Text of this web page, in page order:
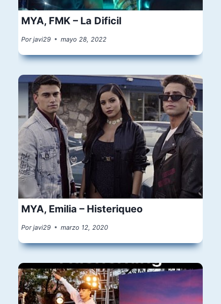
MYA, FMK – La Dificil
Por javi29 mayo 28, 2022
MYA, Emilia – Histeriqueo
Por javi29 marzo 12, 2020